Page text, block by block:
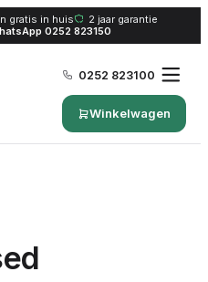
gratis in huis
2 jaar garantie
0252 823150
0252 823100
Winkelwagen